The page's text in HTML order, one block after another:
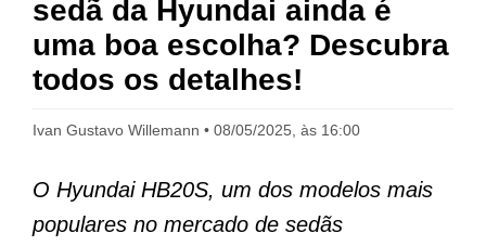
sedã da Hyundai ainda é
uma boa escolha? Descubra
todos os detalhes!
Ivan Gustavo Willemann 08/05/2025, às 16:00
O Hyundai HB20S, um dos modelos mais
populares no mercado de sedãs